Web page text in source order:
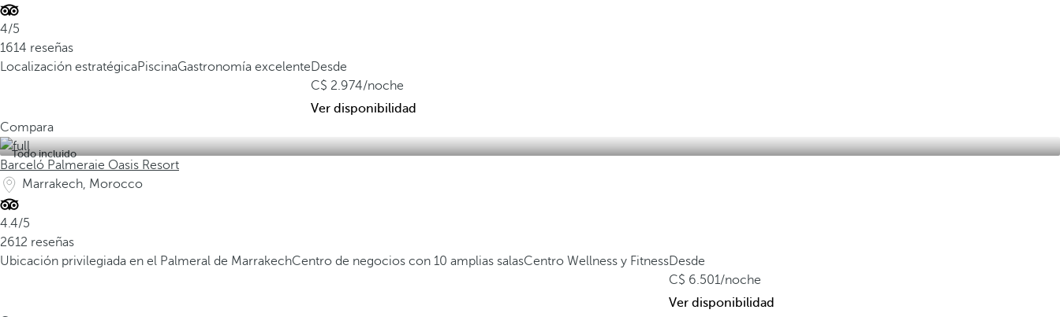
4/5
1614 reseñas
Localización estratégicaPiscinaGastronomía excelenteDesde
2.974/noche
Ver disponibilidad
Compara
Todo incluido
Barceló Palmeraie Oasis Resort
Marrakech, Morocco
4.4/5
2612 reseñas
Ubicación privilegiada en el Palmeral de MarrakechCentro de negocios con 10 amplias salasCentro Wellness y FitnessDesde
6.501/noche
Ver disponibilidad